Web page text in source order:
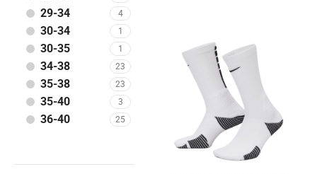
REEBOK 2
SEGER
SPORT
2
29-34 4
30-34 1
30-35 1
34-38 23
35-38 23
35-40 3
36-40 25